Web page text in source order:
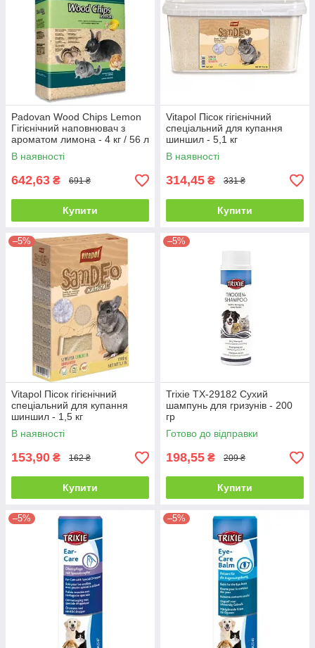
Padovan Wood Chips Lemon
Гігієнічний наповнювач з
ароматом лимона - 4 кг / 56 л
В наявності
642,63 ₴ 691 ₴
Купити
Vitapol Пісок гігієнічний
спеціальний для купання
шиншил - 5,1 кг
В наявності
314,45 ₴ 331 ₴
Купити
–5%
Vitapol Пісок гігієнічний
спеціальний для купання
шиншил - 1,5 кг
В наявності
153,90 ₴ 162 ₴
Купити
–5%
Trixie TX-29182 Сухий
шампунь для гризунів - 200
гр
Готово до відправки
198,55 ₴ 209 ₴
Купити
–5% –5%